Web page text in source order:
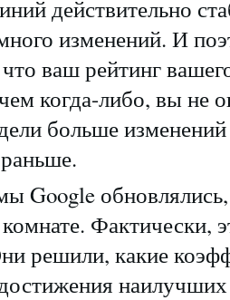
действительно
изменений. И
ваш рейтинг
когда-либо, вы не
больше
Google
Фактически,
решили, какие
наилучших